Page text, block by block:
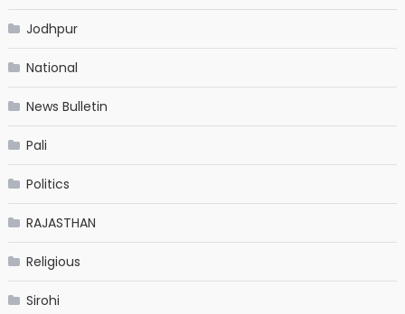
Jodhpur
National
News Bulletin
Pali
Politics
RAJASTHAN
Religious
Sirohi